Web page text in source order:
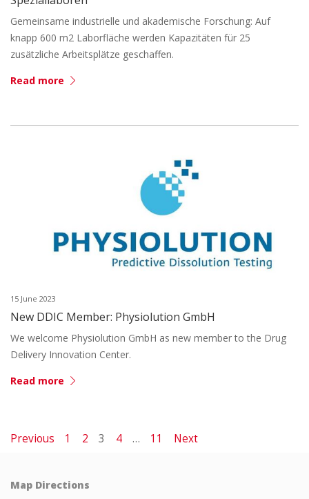
Gemeinsame industrielle und akademische Forschung: Auf
knapp 600 m2 Laborfläche werden Kapazitäten für 25
zusätzliche Arbeitsplätze geschaffen.
Read more
15 June 2023
New DDIC Member: Physiolution GmbH
We welcome Physiolution GmbH as new member to the Drug
Delivery Innovation Center.
Read more
Previous 1 2 3 4 … 11 Next
Map Directions